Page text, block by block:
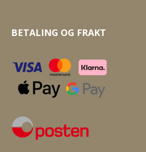
BETALING OG FRAKT